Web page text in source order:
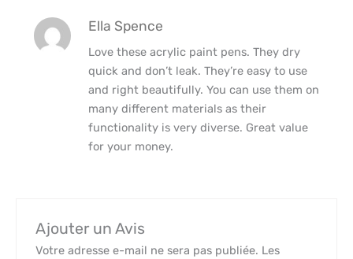
Ella Spence
Love these acrylic paint pens. They dry
quick and don’t leak. They’re easy to use
and right beautifully. You can use them on
many different materials as their
functionality is very diverse. Great value
for your money.
Ajouter un Avis
Votre adresse e-mail ne sera pas publiée. Les